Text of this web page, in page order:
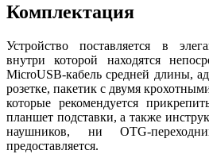
Комплектация
Устройство поставляется в
внутри которой находятся
MicroUSB-кабель средней длины,
розетке, пакетик с двумя
которые рекомендуется
планшет подставки, а также
наушников, ни OTG-
предоставляется.